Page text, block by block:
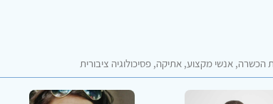
הכשרה, אנשי מקצוע, אתיקה, פסיכולוגיה ציבורית